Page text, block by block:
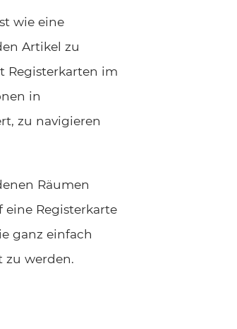
wie eine
Artikel zu
Registerkarten im
in
zu navigieren
Räumen
Registerkarte
ganz einfach
zu werden.